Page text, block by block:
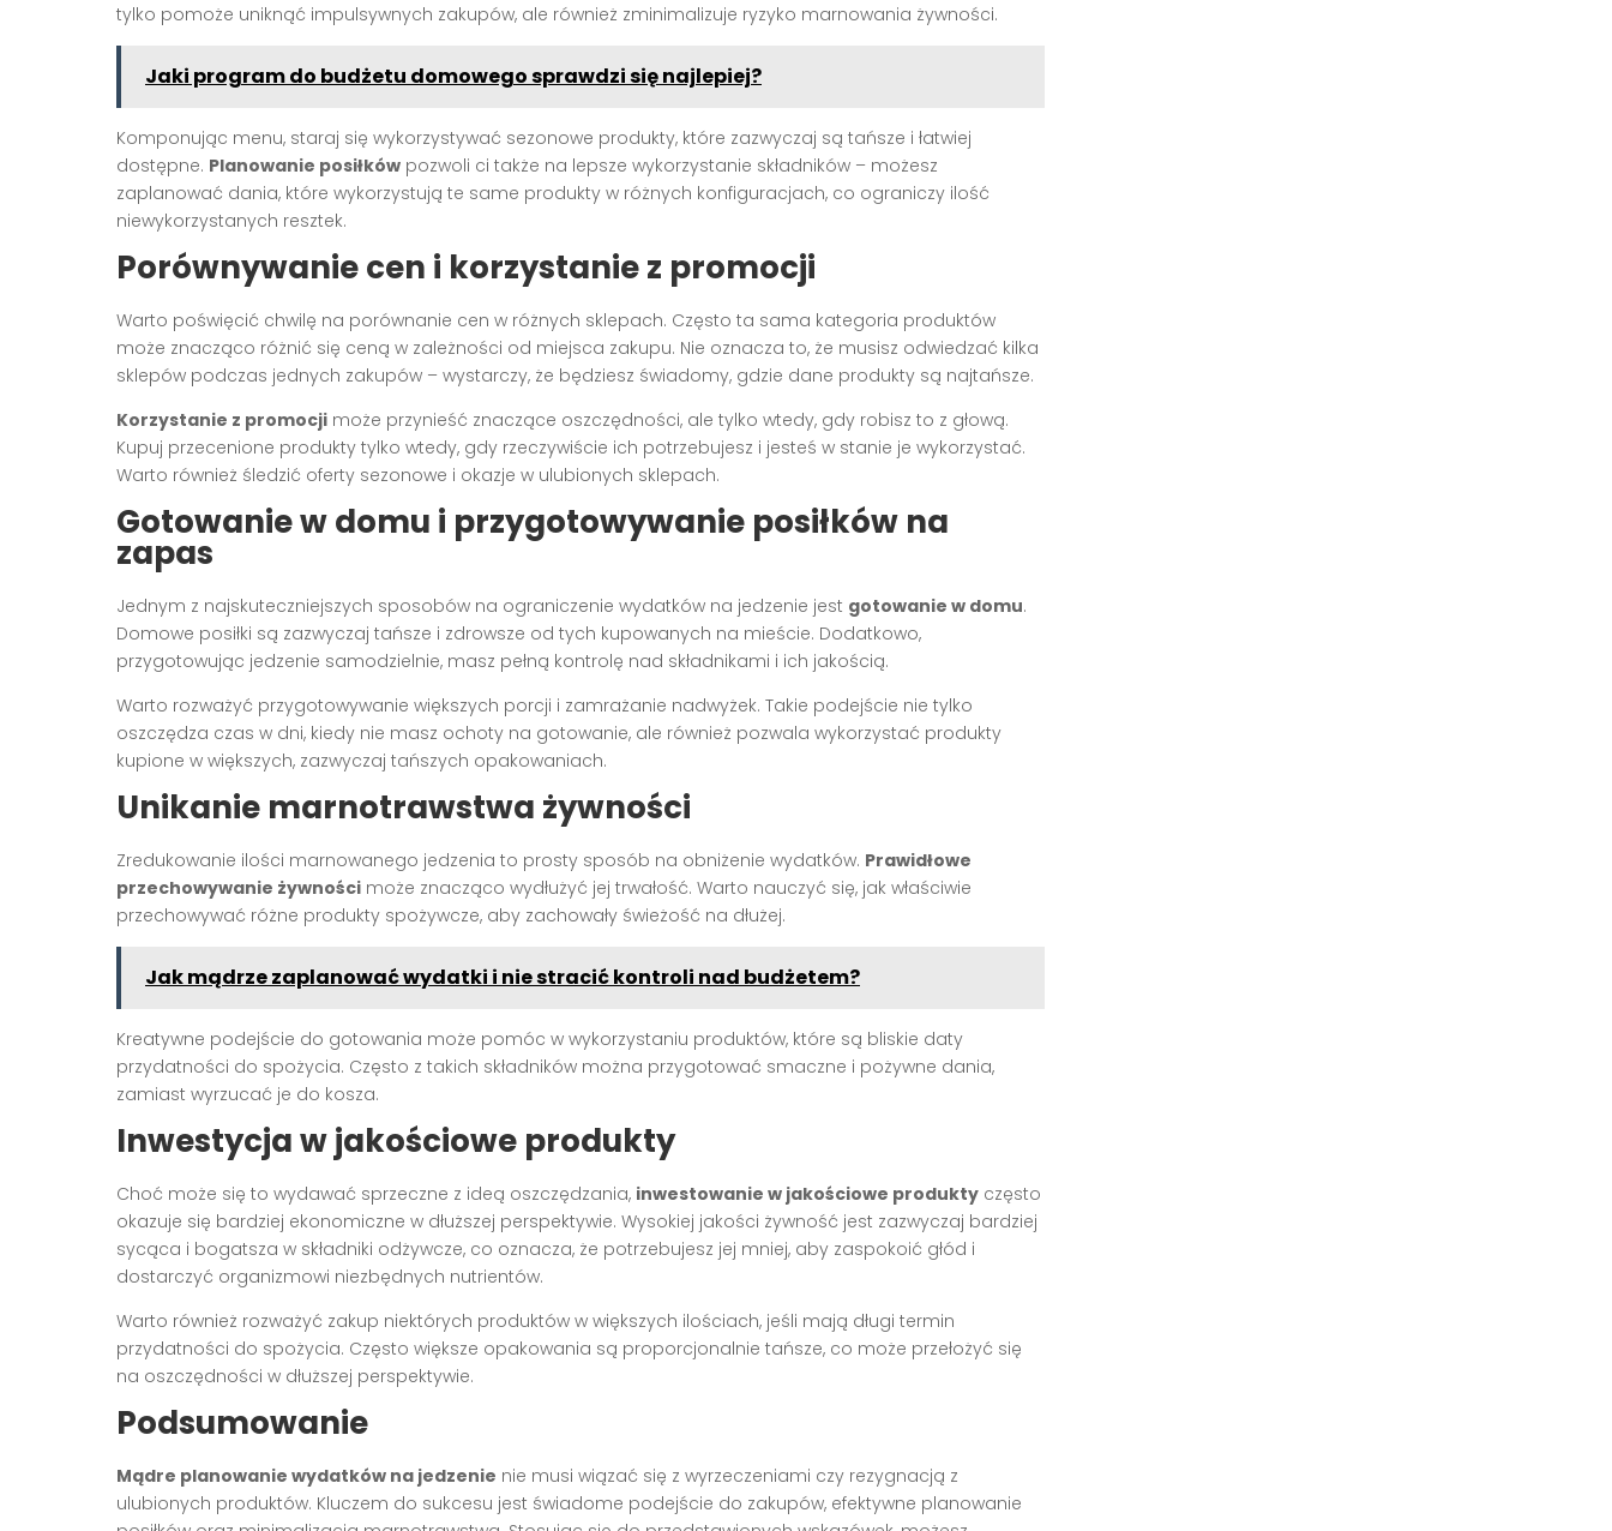
tylko pomoże uniknąć impulsywnych zakupów, ale również zminimalizuje ryzyko marnowania żywności.
Jaki program do budżetu domowego sprawdzi się najlepiej?
Komponując menu, staraj się wykorzystywać sezonowe produkty, które zazwyczaj są tańsze i łatwiej
dostępne. Planowanie posiłków pozwoli ci także na lepsze wykorzystanie składników – możesz
zaplanować dania, które wykorzystują te same produkty w różnych konfiguracjach, co ograniczy ilość
niewykorzystanych resztek.
Porównywanie cen i korzystanie z promocji
Warto poświęcić chwilę na porównanie cen w różnych sklepach. Często ta sama kategoria produktów
może znacząco różnić się ceną w zależności od miejsca zakupu. Nie oznacza to, że musisz odwiedzać kilka
sklepów podczas jednych zakupów – wystarczy, że będziesz świadomy, gdzie dane produkty są najtańsze.
Korzystanie z promocji może przynieść znaczące oszczędności, ale tylko wtedy, gdy robisz to z głową.
Kupuj przecenione produkty tylko wtedy, gdy rzeczywiście ich potrzebujesz i jesteś w stanie je wykorzystać.
Warto również śledzić oferty sezonowe i okazje w ulubionych sklepach.
Gotowanie w domu i przygotowywanie posiłków na
zapas
Jednym z najskuteczniejszych sposobów na ograniczenie wydatków na jedzenie jest gotowanie w domu.
Domowe posiłki są zazwyczaj tańsze i zdrowsze od tych kupowanych na mieście. Dodatkowo,
przygotowując jedzenie samodzielnie, masz pełną kontrolę nad składnikami i ich jakością.
Warto rozważyć przygotowywanie większych porcji i zamrażanie nadwyżek. Takie podejście nie tylko
oszczędza czas w dni, kiedy nie masz ochoty na gotowanie, ale również pozwala wykorzystać produkty
kupione w większych, zazwyczaj tańszych opakowaniach.
Unikanie marnotrawstwa żywności
Zredukowanie ilości marnowanego jedzenia to prosty sposób na obniżenie wydatków. Prawidłowe
przechowywanie żywności może znacząco wydłużyć jej trwałość. Warto nauczyć się, jak właściwie
przechowywać różne produkty spożywcze, aby zachowały świeżość na dłużej.
Jak mądrze zaplanować wydatki i nie stracić kontroli nad budżetem?
Kreatywne podejście do gotowania może pomóc w wykorzystaniu produktów, które są bliskie daty
przydatności do spożycia. Często z takich składników można przygotować smaczne i pożywne dania,
zamiast wyrzucać je do kosza.
Inwestycja w jakościowe produkty
Choć może się to wydawać sprzeczne z ideą oszczędzania, inwestowanie w jakościowe produkty często
okazuje się bardziej ekonomiczne w dłuższej perspektywie. Wysokiej jakości żywność jest zazwyczaj bardziej
sycąca i bogatsza w składniki odżywcze, co oznacza, że potrzebujesz jej mniej, aby zaspokoić głód i
dostarczyć organizmowi niezbędnych nutrientów.
Warto również rozważyć zakup niektórych produktów w większych ilościach, jeśli mają długi termin
przydatności do spożycia. Często większe opakowania są proporcjonalnie tańsze, co może przełożyć się
na oszczędności w dłuższej perspektywie.
Podsumowanie
Mądre planowanie wydatków na jedzenie nie musi wiązać się z wyrzeczeniami czy rezygnacją z
ulubionych produktów. Kluczem do sukcesu jest świadome podejście do zakupów, efektywne planowanie